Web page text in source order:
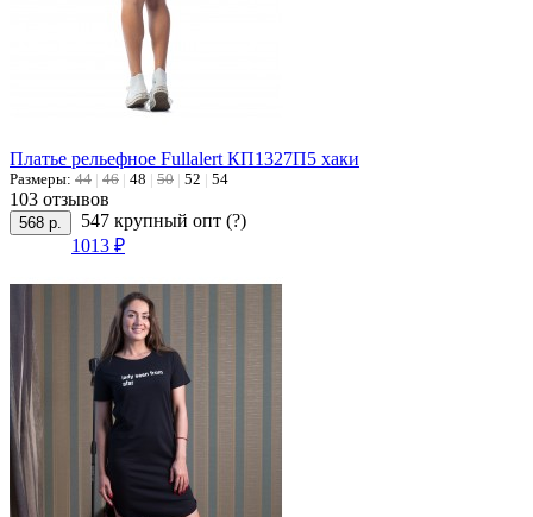
Платье рельефное Fullalert КП1327П5 хаки
Размеры: 44 | 46 | 48 | 50 | 52 | 54
103 отзывов
568 р. 547 крупный опт (?)
1013 ₽